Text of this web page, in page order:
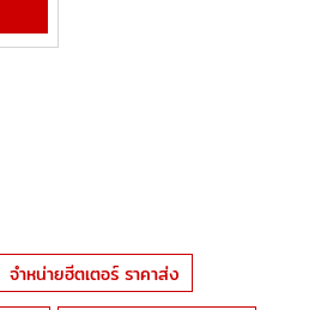
จำหน่ายฮีตเตอร์ ราคาส่ง